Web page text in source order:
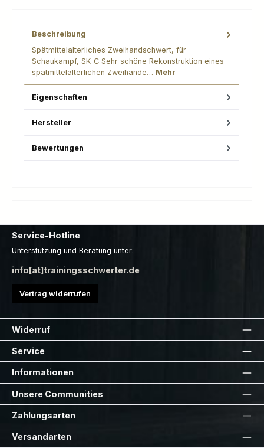
Beschreibung
Spätmittelalterliches Zweihandschwert, für
Schaukampf, SK-C Sehr schöne Rekonstruktion eines
spätmittelalterlichen Zweihände… Mehr
Eigenschaften
Hersteller
Bewertungen
Service-Hotline
Unterstützung und Beratung unter:
info[at]trainingsschwerter.de
Vertrag widerrufen
Widerruf
Service
Informationen
Unsere Communities
Zahlungsarten
Versandarten